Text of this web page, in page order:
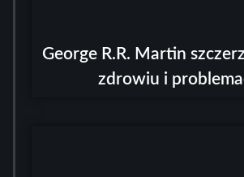
George R.R. Martin
zdrowiu i